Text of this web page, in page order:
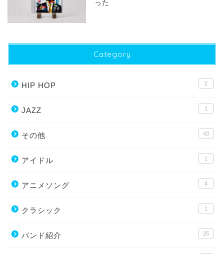
った
Category
HIP HOP 2
JAZZ 1
その他 43
アイドル 1
アニメソング 4
クラシック 1
バンド紹介 25